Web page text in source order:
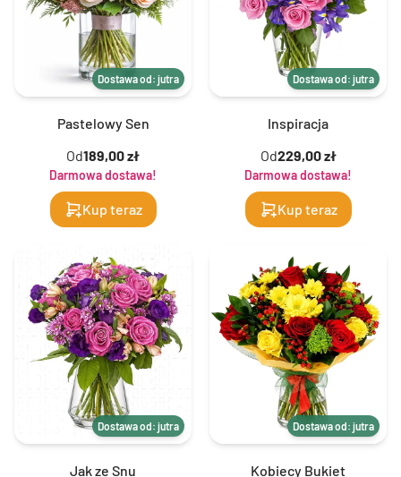
Dostawa od: jutra
Pastelowy Sen
Od189,00 zł
Darmowa dostawa!
Kup teraz
Dostawa od: jutra
Inspiracja
Od229,00 zł
Darmowa dostawa!
Kup teraz
Dostawa od: jutra
Jak ze Snu
Dostawa od: jutra
Kobiecy Bukiet